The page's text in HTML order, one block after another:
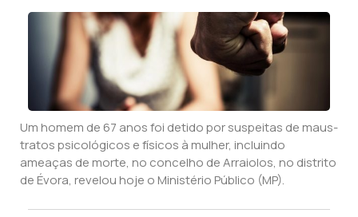
Um homem de 67 anos foi detido por suspeitas de maus-
tratos psicológicos e físicos à mulher, incluindo
ameaças de morte, no concelho de Arraiolos, no distrito
de Évora, revelou hoje o Ministério Público (MP).